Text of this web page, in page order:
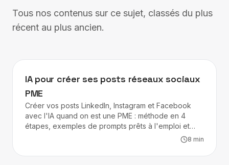
Tous nos contenus sur ce sujet, classés du plus
récent au plus ancien.
IA pour créer ses posts réseaux sociaux
PME
Créer vos posts LinkedIn, Instagram et Facebook
avec l'IA quand on est une PME : méthode en 4
étapes, exemples de prompts prêts à l'emploi et
8 min